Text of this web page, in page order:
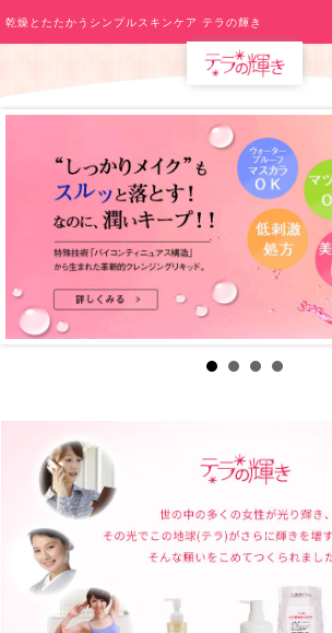
乾燥とたたかうシンプルスキンケア テラの輝き